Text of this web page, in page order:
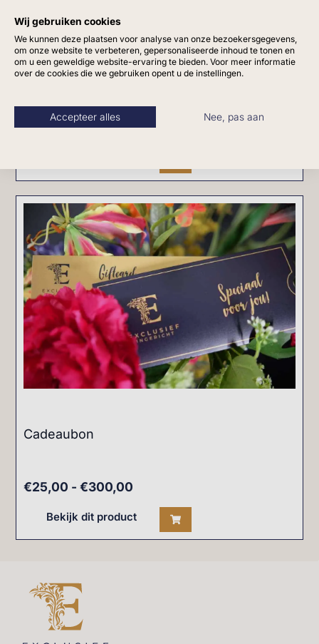
Led glanzende dinerkaarsen paars
€29,95
Cadeaubon
€25,00 - €300,00
Bekijk dit product
Wij gebruiken cookies
We kunnen deze plaatsen voor analyse van onze bezoekersgegevens,
om onze website te verbeteren, gepersonaliseerde inhoud te tonen en
om u een geweldige website-ervaring te bieden. Voor meer informatie
over de cookies die we gebruiken opent u de instellingen.
Accepteer alles Nee, pas aan